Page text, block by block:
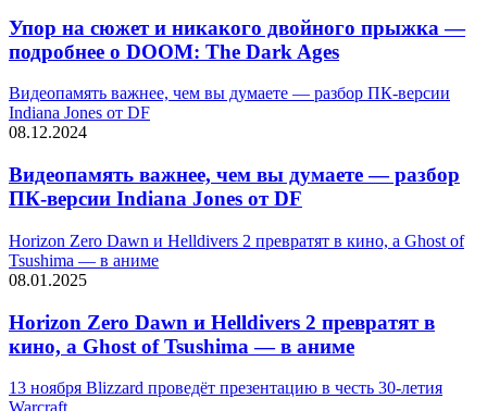
Упор на сюжет и никакого двойного прыжка —
подробнее о DOOM: The Dark Ages
Видеопамять важнее, чем вы думаете — разбор ПК-версии
Indiana Jones от DF
08.12.2024
Видеопамять важнее, чем вы думаете — разбор
ПК-версии Indiana Jones от DF
Horizon Zero Dawn и Helldivers 2 превратят в кино, а Ghost of
Tsushima — в аниме
08.01.2025
Horizon Zero Dawn и Helldivers 2 превратят в
кино, а Ghost of Tsushima — в аниме
13 ноября Blizzard проведёт презентацию в честь 30-летия